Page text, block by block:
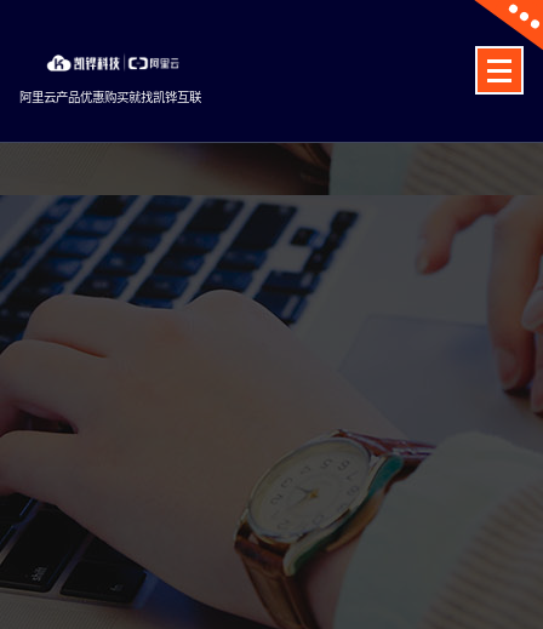
content
阿里云产品优惠购买就找凯铧互联